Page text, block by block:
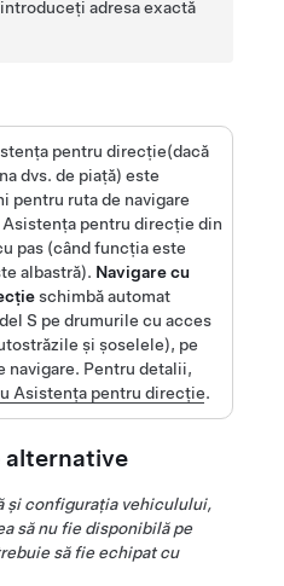
adresa exactă
pentru direcție(dacă
dvs. de piață)este
pentru ruta de navigare
Asistența pentru direcție din
pas (când funcția este
albastră). Navigare cu
schimbă automat
S pe drumurile cu acces
și șoselele), pe
navigare. Pentru detalii,
Asistența pentru direcție.
alternative
și configurația vehiculului,
să nu fie disponibilă pe
să fie echipat cu